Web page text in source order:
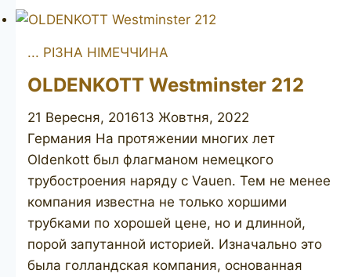
Old
De
Luxe
... РІЗНА НІМЕЧЧИНА
OLDENKOTT Westminster 212
21 Вересня, 201613 Жовтня, 2022
Германия На протяжении многих лет
Oldenkott был флагманом немецкого
трубостроения наряду с Vauen. Тем не менее
компания известна не только хоршими
трубками по хорошей цене, но и длинной,
порой запутанной историей. Изначально это
была голландская компания, основанная